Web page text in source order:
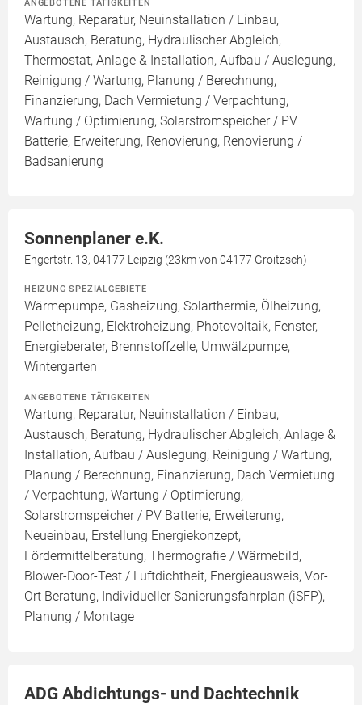
ANGEBOTENE TÄTIGKEITEN
Wartung, Reparatur, Neuinstallation / Einbau,
Austausch, Beratung, Hydraulischer Abgleich,
Thermostat, Anlage & Installation, Aufbau / Auslegung,
Reinigung / Wartung, Planung / Berechnung,
Finanzierung, Dach Vermietung / Verpachtung,
Wartung / Optimierung, Solarstromspeicher / PV
Batterie, Erweiterung, Renovierung, Renovierung /
Badsanierung
Sonnenplaner e.K.
Engertstr. 13, 04177 Leipzig (23km von 04177 Groitzsch)
HEIZUNG SPEZIALGEBIETE
Wärmepumpe, Gasheizung, Solarthermie, Ölheizung,
Pelletheizung, Elektroheizung, Photovoltaik, Fenster,
Energieberater, Brennstoffzelle, Umwälzpumpe,
Wintergarten
ANGEBOTENE TÄTIGKEITEN
Wartung, Reparatur, Neuinstallation / Einbau,
Austausch, Beratung, Hydraulischer Abgleich, Anlage &
Installation, Aufbau / Auslegung, Reinigung / Wartung,
Planung / Berechnung, Finanzierung, Dach Vermietung
/ Verpachtung, Wartung / Optimierung,
Solarstromspeicher / PV Batterie, Erweiterung,
Neueinbau, Erstellung Energiekonzept,
Fördermittelberatung, Thermografie / Wärmebild,
Blower-Door-Test / Luftdichtheit, Energieausweis, Vor-
Ort Beratung, Individueller Sanierungsfahrplan (iSFP),
Planung / Montage
ADG Abdichtungs- und Dachtechnik